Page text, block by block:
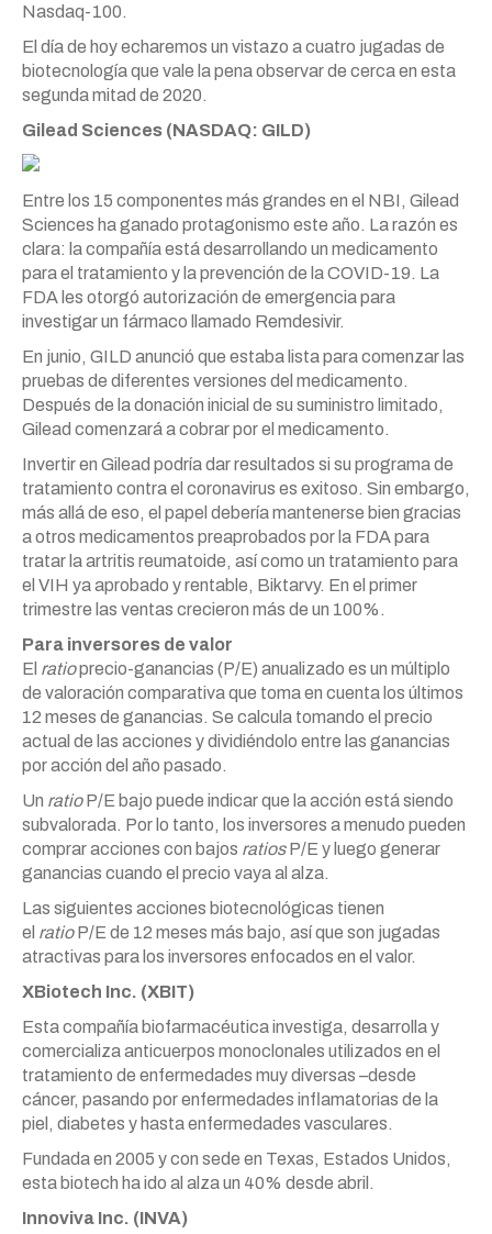
Nasdaq-100.
El día de hoy echaremos un vistazo a cuatro jugadas de
biotecnología que vale la pena observar de cerca en esta
segunda mitad de 2020.
Gilead Sciences (NASDAQ: GILD)
Entre los 15 componentes más grandes en el NBI, Gilead
Sciences ha ganado protagonismo este año. La razón es
clara: la compañía está desarrollando un medicamento
para el tratamiento y la prevención de la COVID-19. La
FDA les otorgó autorización de emergencia para
investigar un fármaco llamado Remdesivir.
En junio, GILD anunció que estaba lista para comenzar las
pruebas de diferentes versiones del medicamento.
Después de la donación inicial de su suministro limitado,
Gilead comenzará a cobrar por el medicamento.
Invertir en Gilead podría dar resultados si su programa de
tratamiento contra el coronavirus es exitoso. Sin embargo,
más allá de eso, el papel debería mantenerse bien gracias
a otros medicamentos preaprobados por la FDA para
tratar la artritis reumatoide, así como un tratamiento para
el VIH ya aprobado y rentable, Biktarvy. En el primer
trimestre las ventas crecieron más de un 100%.
Para inversores de valor
El ratioprecio-ganancias (P/E) anualizado es un múltiplo
de valoración comparativa que toma en cuenta los últimos
12 meses de ganancias. Se calcula tomando el precio
actual de las acciones y dividiéndolo entre las ganancias
por acción del año pasado.
Un ratioP/E bajo puede indicar que la acción está siendo
subvalorada. Por lo tanto, los inversores a menudo pueden
comprar acciones con bajos ratiosP/E y luego generar
ganancias cuando el precio vaya al alza.
Las siguientes acciones biotecnológicas tienen
el ratioP/E de 12 meses más bajo, así que son jugadas
atractivas para los inversores enfocados en el valor.
XBiotech Inc. (XBIT)
Esta compañía biofarmacéutica investiga, desarrolla y
comercializa anticuerpos monoclonales utilizados en el
tratamiento de enfermedades muy diversas –desde
cáncer, pasando por enfermedades inflamatorias de la
piel, diabetes y hasta enfermedades vasculares.
Fundada en 2005 y con sede en Texas, Estados Unidos,
esta biotech ha ido al alza un 40% desde abril.
Innoviva Inc. (INVA)